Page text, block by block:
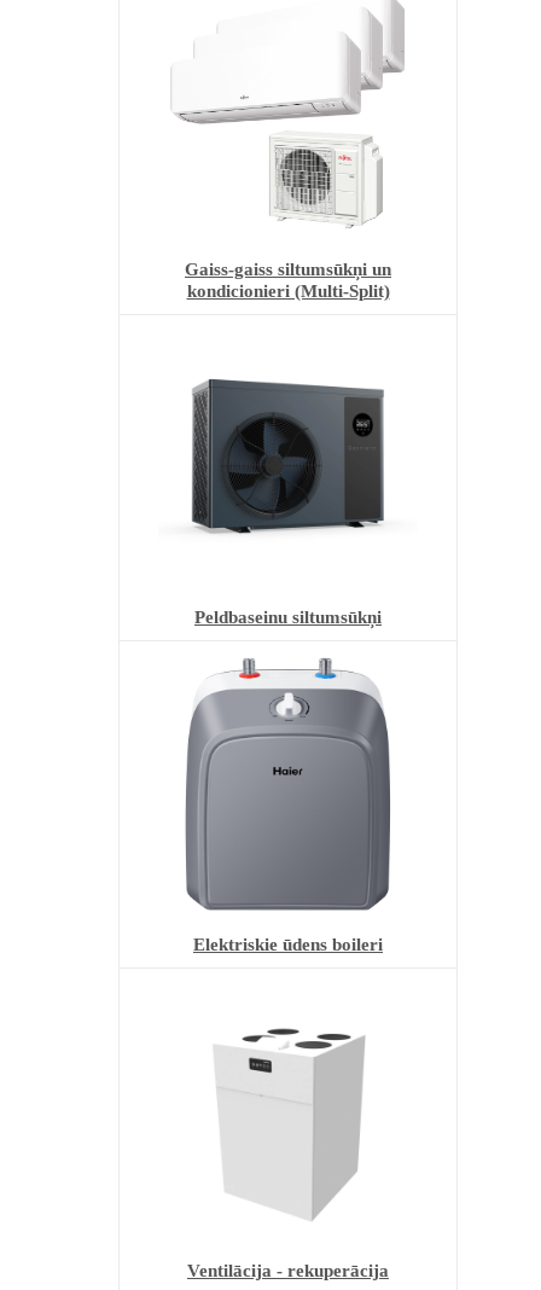
Gaiss-gaiss siltumsūkņi un
kondicionieri (Multi-Split)
Peldbaseinu siltumsūkņi
Elektriskie ūdens boileri
Ventilācija - rekuperācija